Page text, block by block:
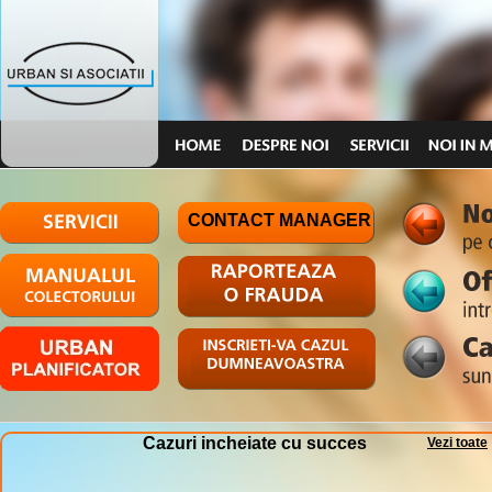
CONTACT MANAGER
Cazuri incheiate cu succes Vezi toate